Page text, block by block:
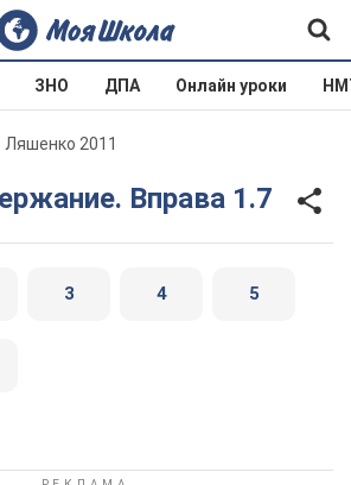
ЗНО ДПА Онлайн уроки
Ляшенко 2011
Вправа 1.7
3 4 5